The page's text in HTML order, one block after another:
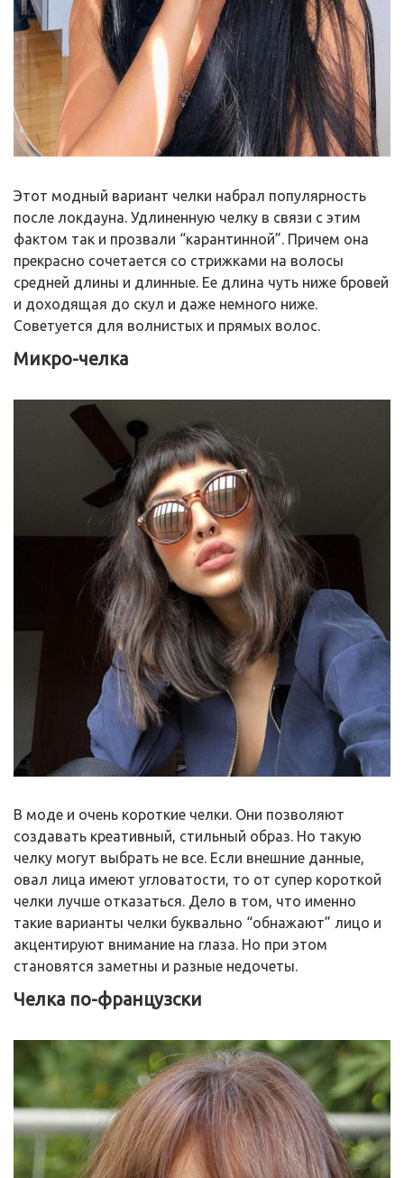
Этот модный вариант челки набрал популярность
после локдауна. Удлиненную челку в связи с этим
фактом так и прозвали “карантинной”. Причем она
прекрасно сочетается со стрижками на волосы
средней длины и длинные. Ее длина чуть ниже бровей
и доходящая до скул и даже немного ниже.
Советуется для волнистых и прямых волос.
Микро-челка
В моде и очень короткие челки. Они позволяют
создавать креативный, стильный образ. Но такую
челку могут выбрать не все. Если внешние данные,
овал лица имеют угловатости, то от супер короткой
челки лучше отказаться. Дело в том, что именно
такие варианты челки буквально “обнажают” лицо и
акцентируют внимание на глаза. Но при этом
становятся заметны и разные недочеты.
Челка по-французски